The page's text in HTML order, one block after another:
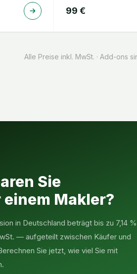
99 €
Alle Preise inkl. MwSt. · Add-ons
Sie
Makler?
in Deutschland beträgt bis zu 7,14 %
— aufgeteilt zwischen Käufer und
Sie jetzt, wie viel Sie mit